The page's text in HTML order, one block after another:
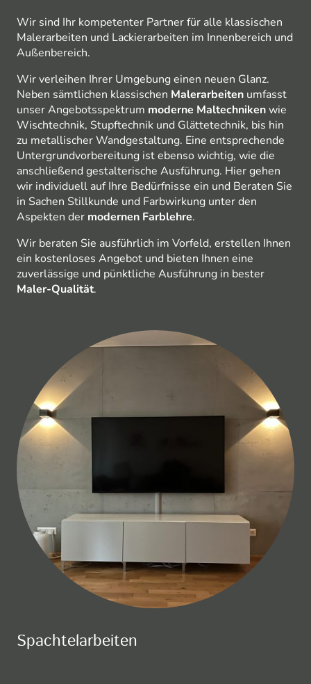
Wir sind Ihr kompetenter Partner für alle klassischen
Malerarbeiten und Lackierarbeiten im Innenbereich und
Außenbereich.
Wir verleihen Ihrer Umgebung einen neuen Glanz.
Neben sämtlichen klassischen Malerarbeiten umfasst
unser Angebotsspektrum moderne Maltechnikenwie
Wischtechnik, Stupftechnik und Glättetechnik, bis hin
zu metallischer Wandgestaltung. Eine entsprechende
Untergrundvorbereitung ist ebenso wichtig, wie die
anschließend gestalterische Ausführung. Hier gehen
wir individuell auf Ihre Bedürfnisse ein und Beraten Sie
in Sachen Stillkunde und Farbwirkung unter den
Aspekten der modernen Farblehre.
Wir beraten Sie ausführlich im Vorfeld, erstellen Ihnen
ein kostenloses Angebot und bieten Ihnen eine
zuverlässige und pünktliche Ausführung in bester
Maler-Qualität.
Spachtelarbeiten